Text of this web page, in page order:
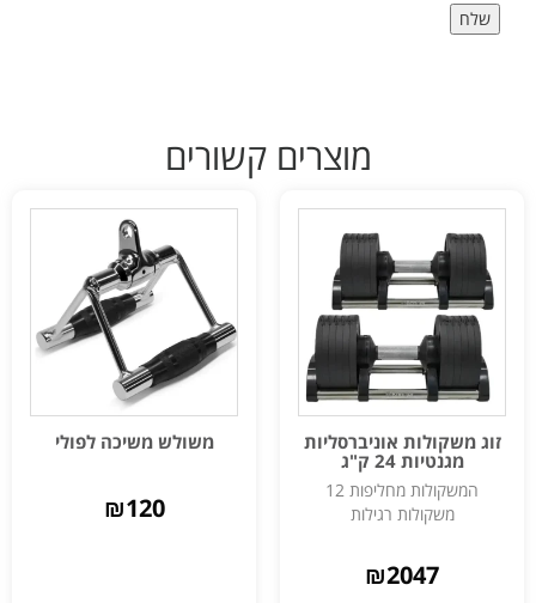
מוצרים קשורים
זוג משקולות אוניברסליות
מגנטיות 24 ק"ג
המשקולות מחליפות 12
משקולות רגילות
₪2047
משולש משיכה לפולי
₪120